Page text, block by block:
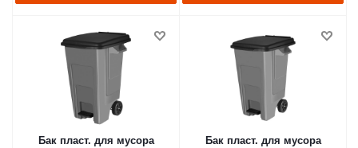
Бак пласт. для мусора
Бак пласт. для мусора